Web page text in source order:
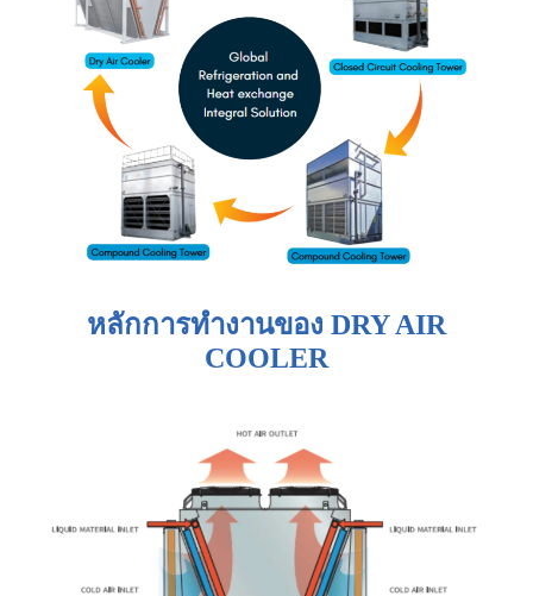
หลักการทำงานของ DRY AIR
COOLER